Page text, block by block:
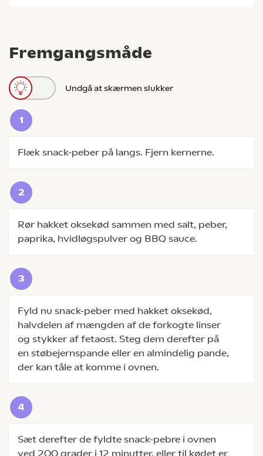
Fremgangsmåde
Undgå at skærmen slukker
Flæk snack-peber på langs. Fjern kernerne.
Rør hakket oksekød sammen med salt, peber,
paprika, hvidløgspulver og BBQ sauce.
Fyld nu snack-peber med hakket oksekød,
halvdelen af mængden af de forkogte linser
og stykker af fetaost. Steg dem derefter på
en støbejernspande eller en almindelig pande,
der kan tåle at komme i ovnen.
Sæt derefter de fyldte snack-pebre i ovnen
ved 200 grader i 12 minutter, eller til kødet er